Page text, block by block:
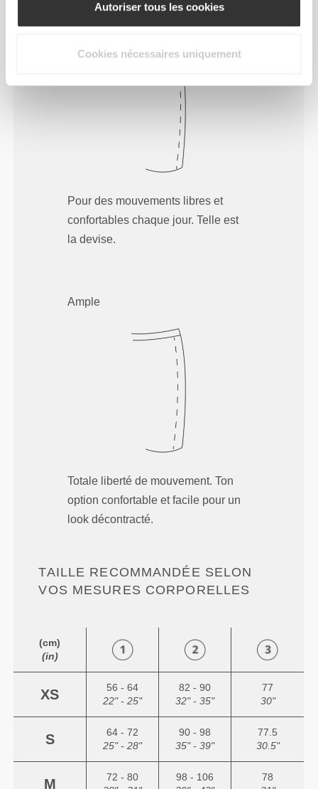
Autoriser tous les cookies
Cookies nécessaires uniquement
Pour des mouvements libres et
confortables chaque jour. Telle est
la devise.
Ample
Totale liberté de mouvement. Ton
option confortable et facile pour un
look décontracté.
TAILLE RECOMMANDÉE SELON
VOS MESURES CORPORELLES
(cm)
(in)
XS
56 - 64
22" - 25"
82 - 90
32" - 35"
77
30"
S
64 - 72
25" - 28"
90 - 98
35" - 39"
77.5
30.5"
M
72 - 80
98 - 106
78